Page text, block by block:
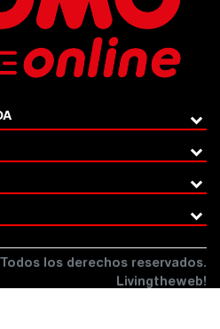
los derechos reservados.
Livingtheweb!